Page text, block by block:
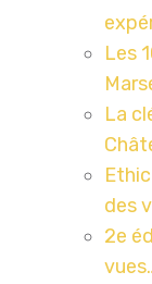
Les
La
des
2e